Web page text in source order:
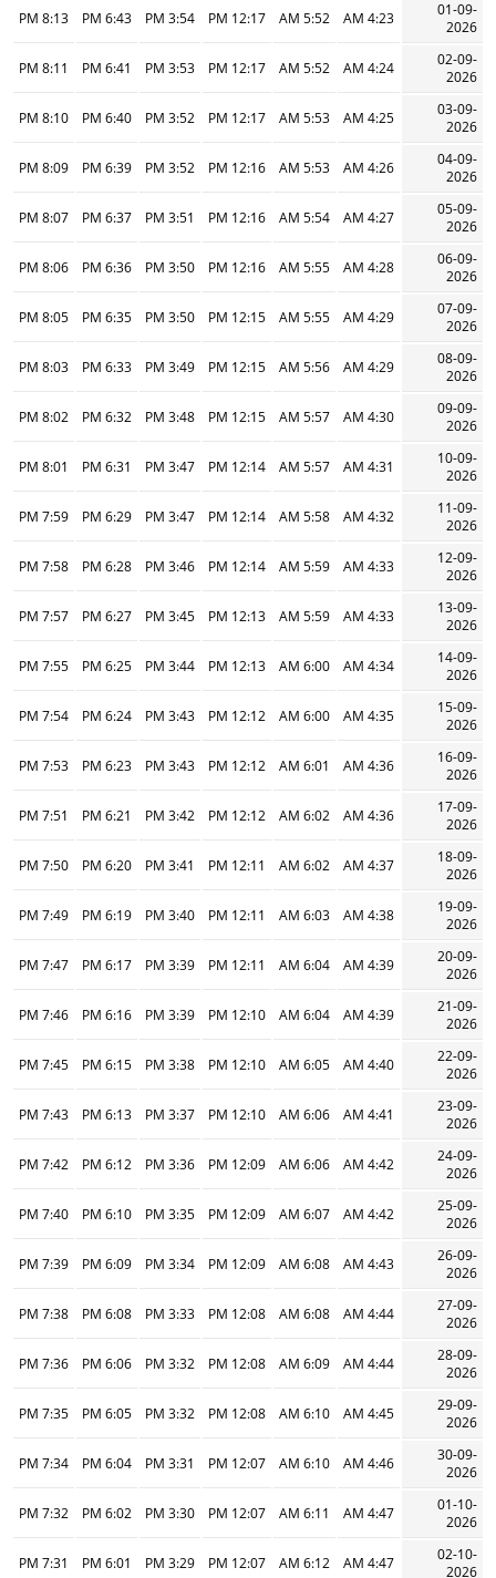
01-09-
2026
4:23 AM
5:52 AM
12:17 PM
3:54 PM
6:43 PM
8:13 PM
02-09-
2026
4:24 AM
5:52 AM
12:17 PM
3:53 PM
6:41 PM
8:11 PM
03-09-
2026
4:25 AM
5:53 AM
12:17 PM
3:52 PM
6:40 PM
8:10 PM
04-09-
2026
4:26 AM
5:53 AM
12:16 PM
3:52 PM
6:39 PM
8:09 PM
05-09-
2026
4:27 AM
5:54 AM
12:16 PM
3:51 PM
6:37 PM
8:07 PM
06-09-
2026
4:28 AM
5:55 AM
12:16 PM
3:50 PM
6:36 PM
8:06 PM
07-09-
2026
4:29 AM
5:55 AM
12:15 PM
3:50 PM
6:35 PM
8:05 PM
08-09-
2026
4:29 AM
5:56 AM
12:15 PM
3:49 PM
6:33 PM
8:03 PM
09-09-
2026
4:30 AM
5:57 AM
12:15 PM
3:48 PM
6:32 PM
8:02 PM
10-09-
2026
4:31 AM
5:57 AM
12:14 PM
3:47 PM
6:31 PM
8:01 PM
11-09-
2026
4:32 AM
5:58 AM
12:14 PM
3:47 PM
6:29 PM
7:59 PM
12-09-
2026
4:33 AM
5:59 AM
12:14 PM
3:46 PM
6:28 PM
7:58 PM
13-09-
2026
4:33 AM
5:59 AM
12:13 PM
3:45 PM
6:27 PM
7:57 PM
14-09-
2026
4:34 AM
6:00 AM
12:13 PM
3:44 PM
6:25 PM
7:55 PM
15-09-
2026
4:35 AM
6:00 AM
12:12 PM
3:43 PM
6:24 PM
7:54 PM
16-09-
2026
4:36 AM
6:01 AM
12:12 PM
3:43 PM
6:23 PM
7:53 PM
17-09-
2026
4:36 AM
6:02 AM
12:12 PM
3:42 PM
6:21 PM
7:51 PM
18-09-
2026
4:37 AM
6:02 AM
12:11 PM
3:41 PM
6:20 PM
7:50 PM
19-09-
2026
4:38 AM
6:03 AM
12:11 PM
3:40 PM
6:19 PM
7:49 PM
20-09-
2026
4:39 AM
6:04 AM
12:11 PM
3:39 PM
6:17 PM
7:47 PM
21-09-
2026
4:39 AM
6:04 AM
12:10 PM
3:39 PM
6:16 PM
7:46 PM
22-09-
2026
4:40 AM
6:05 AM
12:10 PM
3:38 PM
6:15 PM
7:45 PM
23-09-
2026
4:41 AM
6:06 AM
12:10 PM
3:37 PM
6:13 PM
7:43 PM
24-09-
2026
4:42 AM
6:06 AM
12:09 PM
3:36 PM
6:12 PM
7:42 PM
25-09-
2026
4:42 AM
6:07 AM
12:09 PM
3:35 PM
6:10 PM
7:40 PM
26-09-
2026
4:43 AM
6:08 AM
12:09 PM
3:34 PM
6:09 PM
7:39 PM
27-09-
2026
4:44 AM
6:08 AM
12:08 PM
3:33 PM
6:08 PM
7:38 PM
28-09-
2026
4:44 AM
6:09 AM
12:08 PM
3:32 PM
6:06 PM
7:36 PM
29-09-
2026
4:45 AM
6:10 AM
12:08 PM
3:32 PM
6:05 PM
7:35 PM
30-09-
2026
4:46 AM
6:10 AM
12:07 PM
3:31 PM
6:04 PM
7:34 PM
01-10-
2026
4:47 AM
6:11 AM
12:07 PM
3:30 PM
6:02 PM
7:32 PM
02-10-
2026
4:47 AM
6:12 AM
12:07 PM
3:29 PM
6:01 PM
7:31 PM